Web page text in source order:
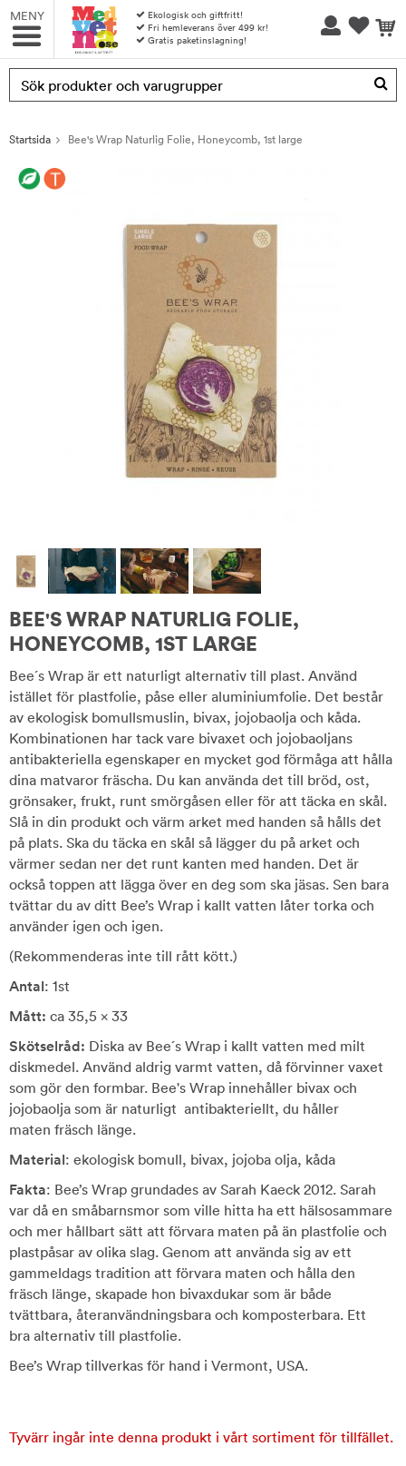
MENY
Ekologisk och giftfritt!
Fri hemleverans över 499 kr!
Gratis paketinslagning!
Produkten har blivit tillagd i varukorgen
Startsida Bee's Wrap Naturlig Folie, Honeycomb, 1st large
BEE'S WRAP NATURLIG FOLIE,
HONEYCOMB, 1ST LARGE
Bee´s Wrap är ett naturligt alternativ till plast. Använd
istället för plastfolie, påse eller aluminiumfolie. Det består
av ekologisk bomullsmuslin, bivax, jojobaolja och kåda.
Kombinationen har tack vare bivaxet och jojobaoljans
antibakteriella egenskaper en mycket god förmåga att hålla
dina matvaror fräscha. Du kan använda det till bröd, ost,
grönsaker, frukt, runt smörgåsen eller för att täcka en skål.
Slå in din produkt och värm arket med handen så hålls det
på plats. Ska du täcka en skål så lägger du på arket och
värmer sedan ner det runt kanten med handen. Det är
också toppen att lägga över en deg som ska jäsas. Sen bara
tvättar du av ditt Bee’s Wrap i kallt vatten låter torka och
använder igen och igen.
(Rekommenderas inte till rått kött.)
Antal: 1st
Mått: ca 35,5 x 33
Skötselråd: Diska av Bee´s Wrap i kallt vatten med milt
diskmedel. Använd aldrig varmt vatten, då förvinner vaxet
som gör den formbar. Bee's Wrap innehåller bivax och
jojobaolja som är naturligt antibakteriellt, du håller
maten fräsch länge.
Material: ekologisk bomull, bivax, jojoba olja, kåda
Fakta: Bee’s Wrap grundades av Sarah Kaeck 2012. Sarah
var då en småbarnsmor som ville hitta ha ett hälsosammare
och mer hållbart sätt att förvara maten på än plastfolie och
plastpåsar av olika slag. Genom att använda sig av ett
gammeldags tradition att förvara maten och hålla den
fräsch länge, skapade hon bivaxdukar som är både
tvättbara, återanvändningsbara och komposterbara. Ett
bra alternativ till plastfolie.
Bee’s Wrap tillverkas för hand i Vermont, USA.
Tyvärr ingår inte denna produkt i vårt sortiment för tillfället.